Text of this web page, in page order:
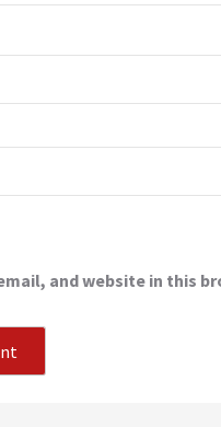
and website in this